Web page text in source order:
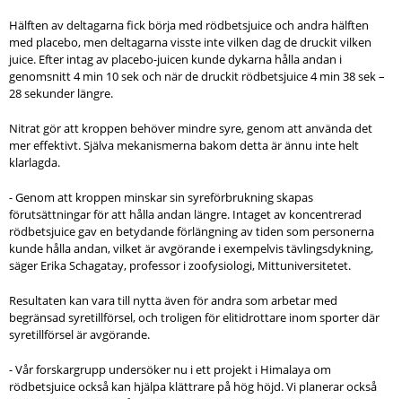
Hälften av deltagarna fick börja med rödbetsjuice och andra hälften
med placebo, men deltagarna visste inte vilken dag de druckit vilken
juice. Efter intag av placebo-juicen kunde dykarna hålla andan i
genomsnitt 4 min 10 sek och när de druckit rödbetsjuice 4 min 38 sek –
28 sekunder längre.
Nitrat gör att kroppen behöver mindre syre, genom att använda det
mer effektivt. Själva mekanismerna bakom detta är ännu inte helt
klarlagda.
- Genom att kroppen minskar sin syreförbrukning skapas
förutsättningar för att hålla andan längre. Intaget av koncentrerad
rödbetsjuice gav en betydande förlängning av tiden som personerna
kunde hålla andan, vilket är avgörande i exempelvis tävlingsdykning,
säger Erika Schagatay, professor i zoofysiologi, Mittuniversitetet.
Resultaten kan vara till nytta även för andra som arbetar med
begränsad syretillförsel, och troligen för elitidrottare inom sporter där
syretillförsel är avgörande.
- Vår forskargrupp undersöker nu i ett projekt i Himalaya om
rödbetsjuice också kan hjälpa klättrare på hög höjd. Vi planerar också